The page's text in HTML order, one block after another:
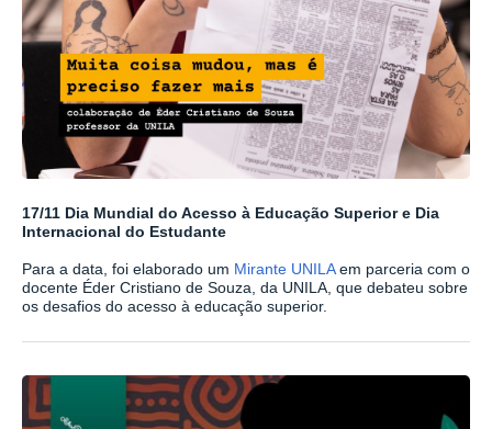
17/11 Dia Mundial do Acesso à Educação Superior e Dia
Internacional do Estudante
Para a data, foi elaborado um Mirante UNILAem parceria com o
docente Éder Cristiano de Souza, da UNILA, que debateu sobre
os desafios do acesso à educação superior.